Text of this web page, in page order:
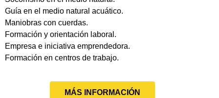
Guía en el medio natural acuático.
Maniobras con cuerdas.
Formación y orientación laboral.
Empresa e iniciativa emprendedora.
Formación en centros de trabajo.
MÁS INFORMACIÓN